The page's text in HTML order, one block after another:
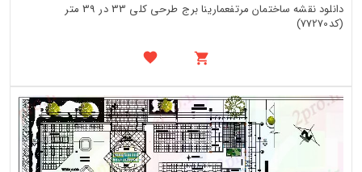
دانلود نقشه ساختمان مرتفعمارینا برج طرحی کلی 33 در 39 متر
(کد77270)